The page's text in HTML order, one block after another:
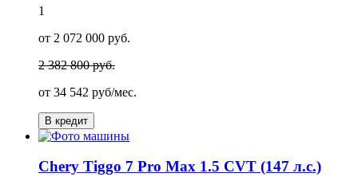
1
от 2 072 000 руб.
2 382 800 руб.
от 34 542 руб/мес.
В кредит
Chery Tiggo 7 Pro Max 1.5 CVT (147 л.с.)